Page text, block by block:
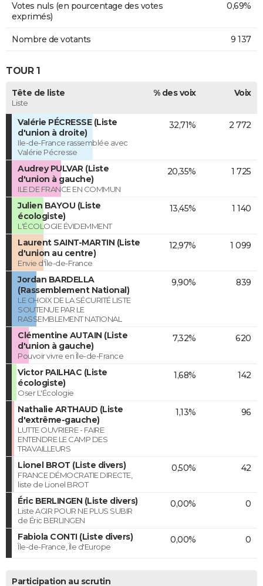
Votes nuls (en pourcentage des votes
exprimés)
0,69%
Nombre de votants 9 137
TOUR 1
Tête de liste
Liste
% des voix Voix
Valérie PÉCRESSE (Liste
d'union à droite)
Ile-de-France rassemblée avec
Valérie Pécresse
32,71% 2 772
Audrey PULVAR (Liste
d'union à gauche)
ILE DE FRANCE EN COMMUN
20,35% 1 725
Julien BAYOU (Liste
écologiste)
L'ÉCOLOGIE ÉVIDEMMENT
13,45% 1 140
Laurent SAINT-MARTIN (Liste
d'union au centre)
Envie d'Île-de-France
12,97% 1 099
Jordan BARDELLA
(Rassemblement National)
LE CHOIX DE LA SÉCURITÉ LISTE
SOUTENUE PAR LE
RASSEMBLEMENT NATIONAL
9,90% 839
Clémentine AUTAIN (Liste
d'union à gauche)
Pouvoir vivre en Île-de-France
7,32% 620
Victor PAILHAC (Liste
écologiste)
Oser L'Écologie
1,68% 142
Nathalie ARTHAUD (Liste
d'extrême-gauche)
LUTTE OUVRIERE - FAIRE
ENTENDRE LE CAMP DES
TRAVAILLEURS
1,13% 96
Lionel BROT (Liste divers)
FRANCE DÉMOCRATIE DIRECTE,
liste de Lionel BROT
0,50% 42
Éric BERLINGEN (Liste divers)
Liste AGIR POUR NE PLUS SUBIR
de Éric BERLINGEN
0,00% 0
Fabiola CONTI (Liste divers)
Île-de-France, Île d'Europe
0,00% 0
Participation au scrutin